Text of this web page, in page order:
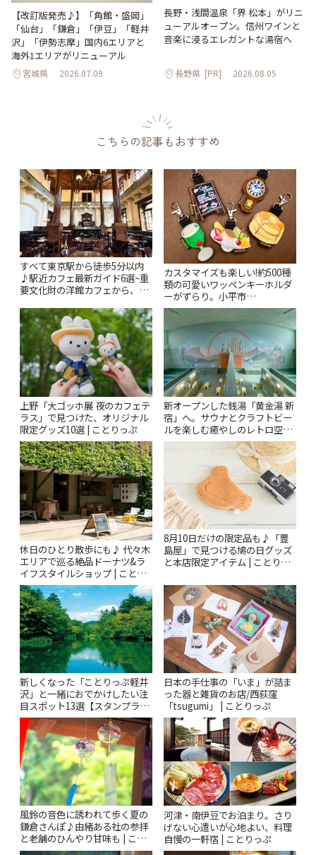
【改訂版発売♪】「角館・盛岡」
「仙台」「鎌倉」「伊豆」「軽井
沢」「伊勢志摩」国内6エリアと
海外1エリアがリニューアル
宮城県 2026.07.09
長野・浅間温泉「界 松本」がリニ
ューアルオープン。信州ワインと
音楽に浸るエレガントな湯宿へ
長野県 [PR] 2026.08.05
こちらの記事もおすすめ
すべて東京駅から徒歩5分以内
♪駅近カフェ最新ガイド6選~重
要文化財の洋館カフェから、改
りっぷ
カスタマイズも楽しい!約500種
類の可愛いワッペンキーホルダ
ーがずらり。小平市
「Kimamaya T&K」 | ことりっ
上野「大ゴッホ展 夜のカフェテ
ラス」で見つけた、オリジナル
限定グッズ10選 | ことりっぷ
新オープンした銭湯「黄金湯 新
宿」へ。サウナとクラフトビー
ルを楽しむ癒やしのレトロ空間
| ことりっぷ
休日のひとり散歩にも♪ 代々木
エリアで巡る絶品ドーナツ&ラ
イフスタイルショップ | ことり
っぷ
8月10日だけの限定品も♪「豊
島屋」で見つける鳩の日グッズ
と本店限定アイテム | ことりっ
新しくなった「ことりっぷ軽井
沢」と一緒におでかけしたい注
目スポット13選【スタンプラリ
ー開催中】 | ことりっぷ
日本の手仕事の「いま」が詰ま
った器と雑貨のお店/西荻窪
「tsugumi」 | ことりっぷ
風鈴の音色に誘われて歩く夏の
鎌倉さんぽ♪由緒ある社の参拝
と老舗のひんやり甘味も | こと
りっぷ
河津・南伊豆でお泊まり。さり
げない心遣いが心地よい、料理
自慢の一軒宿 | ことりっぷ